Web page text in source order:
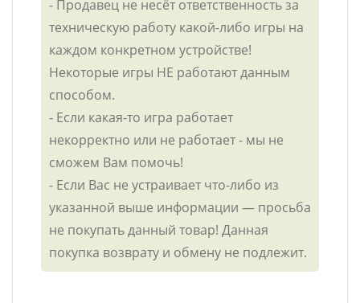
- Продавец не несёт ответственность за
техническую работу какой-либо игры на
каждом конкретном устройстве!
Некоторые игры НЕ работают данным
способом.
- Если какая-то игра работает
некорректно или не работает - мы не
сможем Вам помочь!
- Если Вас не устраивает что-либо из
указанной выше информации — просьба
не покупать данный товар! Данная
покупка возврату и обмену не подлежит.